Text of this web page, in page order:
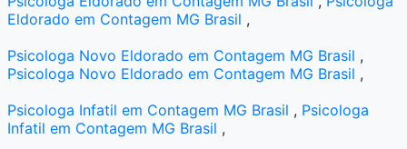
Eldorado em Contagem MG Brasil ,
Psicologa Novo Eldorado em Contagem MG Brasil ,
Psicologa Novo Eldorado em Contagem MG Brasil ,
Psicologa Infatil em Contagem MG Brasil , Psicologa
Infatil em Contagem MG Brasil ,